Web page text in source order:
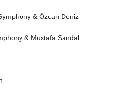
& Özcan Deniz
& Mustafa Sandal